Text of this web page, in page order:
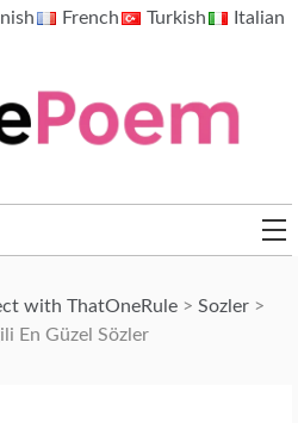
French Turkish Italian
with ThatOneRule > Sozler >
En Güzel Sözler